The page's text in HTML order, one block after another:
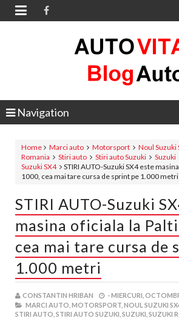

Navigation
Home Marci auto Motorsport Noul Suzuki
Romania
Stiri auto Stiri auto Suzuki Suzuki
Suzuki SX4
STIRI AUTO-Suzuki SX4 este
1000, cea mai tare cursa de sprint pe 1.000 metri
STIRI AUTO-Suzuki
masina oficiala la
cea mai tare cursa de
1.000 metri
CONSTANTIN HRIBAN -MIERCURI,
MARCI AUTO, MOTORSPORT, NOUL SUZUKI
STIRI AUTO, STIRI AUTO SUZUKI, SUZUKI, SUZUKI